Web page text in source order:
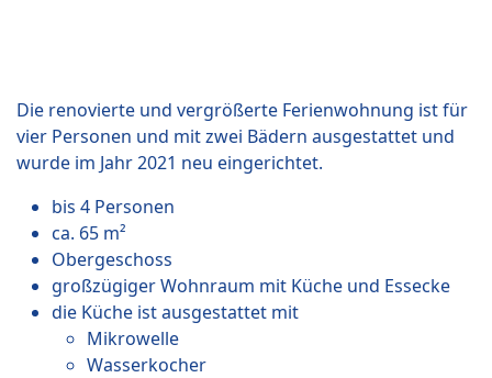
Die renovierte und vergrößerte Ferienwohnung ist für
vier Personen und mit zwei Bädern ausgestattet und
wurde im Jahr 2021 neu eingerichtet.
bis 4 Personen
ca. 65 m²
Obergeschoss
großzügiger Wohnraum mit Küche und Essecke
die Küche ist ausgestattet mit
Mikrowelle
Wasserkocher